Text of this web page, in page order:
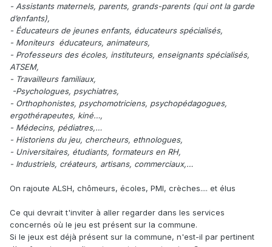
- Assistants maternels, parents, grands-parents (qui ont la garde
d’enfants),
- Éducateurs de jeunes enfants, éducateurs spécialisés,
- Moniteurs éducateurs, animateurs,
- Professeurs des écoles, instituteurs, enseignants spécialisés,
ATSEM,
- Travailleurs familiaux,
-Psychologues, psychiatres,
- Orthophonistes, psychomotriciens, psychopédagogues,
ergothérapeutes, kiné…,
- Médecins, pédiatres,…
- Historiens du jeu, chercheurs, ethnologues,
- Universitaires, étudiants, formateurs en RH,
- Industriels, créateurs, artisans, commerciaux,…
On rajoute ALSH, chômeurs, écoles, PMI, crèches.... et élus
Ce qui devrait t'inviter à aller regarder dans les services
concernés où le jeu est présent sur la commune.
Si le jeux est déjà présent sur la commune, n'est-il par pertinent